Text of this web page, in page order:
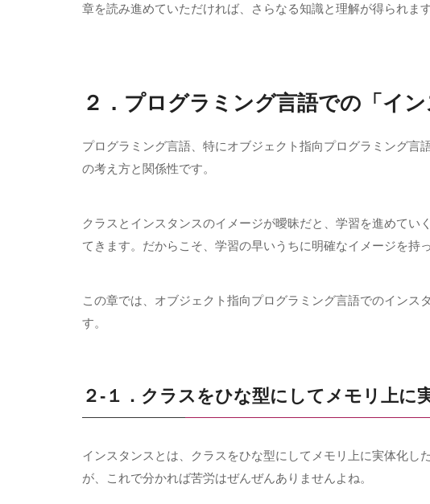
章を読み進めていただければ、さらなる知識と理解が得られます
２．プログラミング言語での「イン
プログラミング言語、特にオブジェクト指向プログラミング言
の考え方と関係性です。
クラスとインスタンスのイメージが曖昧だと、学習を進めてい
てきます。だからこそ、学習の早いうちに明確なイメージを持
この章では、オブジェクト指向プログラミング言語でのインス
す。
２-１．クラスをひな型にしてメモリ上に
インスタンスとは、クラスをひな型にしてメモリ上に実体化
が、これで分かれば苦労はぜんぜんありませんよね。